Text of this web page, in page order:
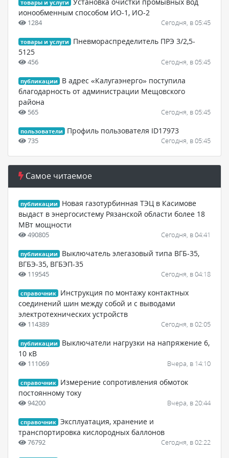
товары и услуги
ионообменным способом ИО-1, ИО-2
1284 Сегодня, в 05:45
товары и услуги
Пневмораспределитель ПРЭ 3/2,5-
5125
456 Сегодня, в 05:45
публикации
В адрес «Калугаэнерго» поступила
благодарность от администрации Мещовского
района
565 Сегодня, в 05:45
пользователи Профиль пользователя ID17973
735 Сегодня, в 05:45
Самое читаемое
публикации
Новая газотурбинная ТЭЦ в Касимове
выдаст в энергосистему Рязанской области более 18
МВт мощности
490805 Сегодня, в 04:41
публикации
Выключатель элегазовый типа ВГБ-35,
ВГБЭ-35, ВГБЭП-35
119545 Сегодня, в 04:18
справочник
Инструкция по монтажу контактных
соединений шин между собой и с выводами
электротехнических устройств
114389 Сегодня, в 02:05
публикации
Выключатели нагрузки на напряжение 6,
10 кВ
111069 Вчера, в 14:10
справочник
Измерение сопротивления обмоток
постоянному току
94200 Вчера, в 20:44
справочник Эксплуатация, хранение и
транспортировка кислородных баллонов
76792 Сегодня, в 02:22